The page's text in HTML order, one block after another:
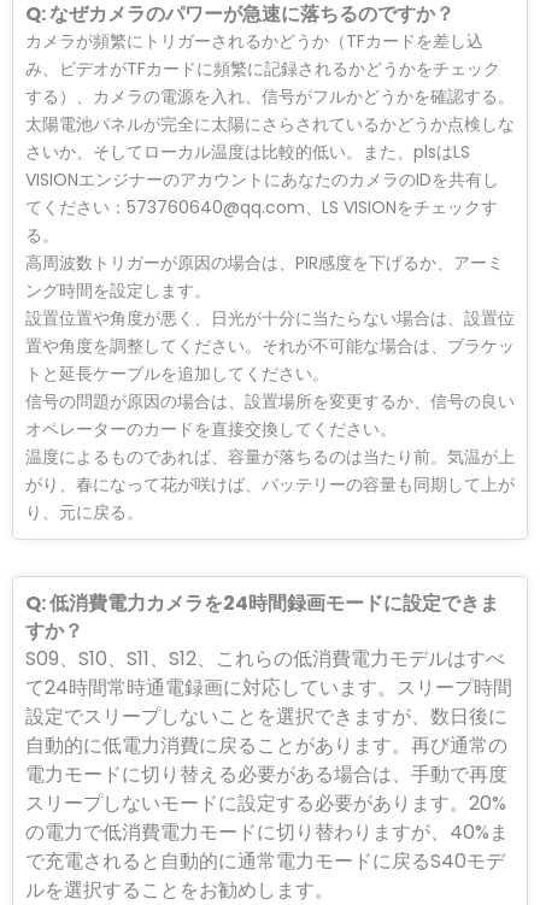
Q: なぜカメラのパワーが急速に落ちるのですか？
カメラが頻繁にトリガーされるかどうか（TFカードを差し込
み、ビデオがTFカードに頻繁に記録されるかどうかをチェック
する）、カメラの電源を入れ、信号がフルかどうかを確認する。
太陽電池パネルが完全に太陽にさらされているかどうか点検しな
さいか、そしてローカル温度は比較的低い。また、plsはLS
VISIONエンジナーのアカウントにあなたのカメラのIDを共有し
てください：573760640@qq.com、LS VISIONをチェックす
る。
高周波数トリガーが原因の場合は、PIR感度を下げるか、アーミ
ング時間を設定します。
設置位置や角度が悪く、日光が十分に当たらない場合は、設置位
置や角度を調整してください。それが不可能な場合は、ブラケッ
トと延長ケーブルを追加してください。
信号の問題が原因の場合は、設置場所を変更するか、信号の良い
オペレーターのカードを直接交換してください。
温度によるものであれば、容量が落ちるのは当たり前。気温が上
がり、春になって花が咲けば、バッテリーの容量も同期して上が
り、元に戻る。
Q: 低消費電力カメラを24時間録画モードに設定できま
すか？
S09、S10、S11、S12、これらの低消費電力モデルはすべ
て24時間常時通電録画に対応しています。スリープ時間
設定でスリープしないことを選択できますが、数日後に
自動的に低電力消費に戻ることがあります。再び通常の
電力モードに切り替える必要がある場合は、手動で再度
スリープしないモードに設定する必要があります。20%
の電力で低消費電力モードに切り替わりますが、40%ま
で充電されると自動的に通常電力モードに戻るS40モデ
ルを選択することをお勧めします。